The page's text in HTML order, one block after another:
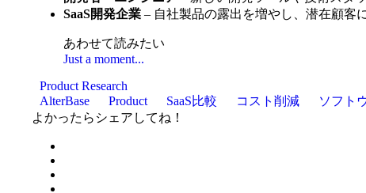
SaaS開発企業 – 自社製品の露出を増やし、潜在顧客
あわせて読みたい
Just a moment...
Product Research
AlterBase
Product SaaS比較 コスト削減 ソフト
よかったらシェアしてね！